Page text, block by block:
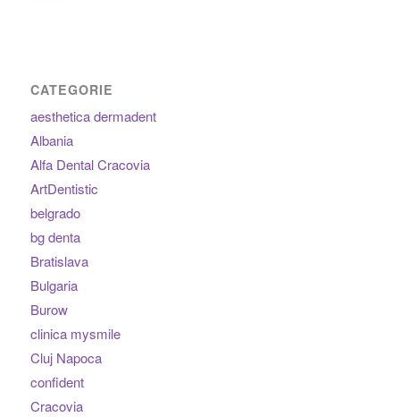
CATEGORIE
aesthetica dermadent
Albania
Alfa Dental Cracovia
ArtDentistic
belgrado
bg denta
Bratislava
Bulgaria
Burow
clinica mysmile
Cluj Napoca
confident
Cracovia